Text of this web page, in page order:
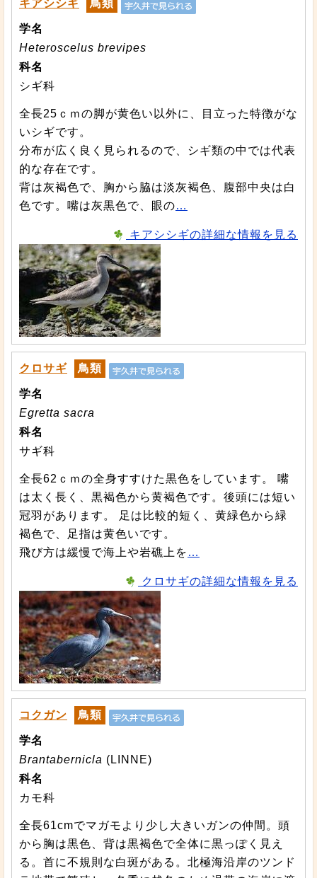
キアシシギ 鳥類
学名
Heteroscelus brevipes
科名
シギ科
全長25ｃｍの脚が黄色い以外に、目立った特徴がな
いシギです。
分布が広く良く見られるので、シギ類の中では代表
的な存在です。
背は灰褐色で、胸から脇は淡灰褐色、腹部中央は白
色です。嘴は灰黒色で、眼の…
キアシシギの詳細な情報を見る
クロサギ 鳥類
学名
Egretta sacra
科名
サギ科
全長62ｃｍの全身すすけた黒色をしています。 嘴
は太く長く、黒褐色から黄褐色です。後頭には短い
冠羽があります。 足は比較的短く、黄緑色から緑
褐色で、足指は黄色いです。
飛び方は緩慢で海上や岩礁上を …
クロサギの詳細な情報を見る
コクガン 鳥類
学名
Brantabernicla (LINNE)
科名
カモ科
全長61cmでマガモより少し大きいガンの仲間。頭
から胸は黒色、背は黒褐色で全体に黒っぽく見え
る。首に不規則な白斑がある。北極海沿岸のツンド